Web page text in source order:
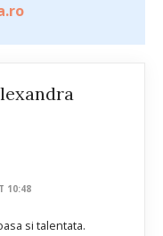
10:48
si talentata.